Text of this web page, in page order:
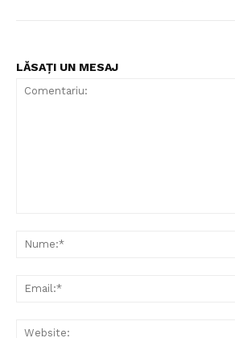
LĂSAȚI UN MESAJ